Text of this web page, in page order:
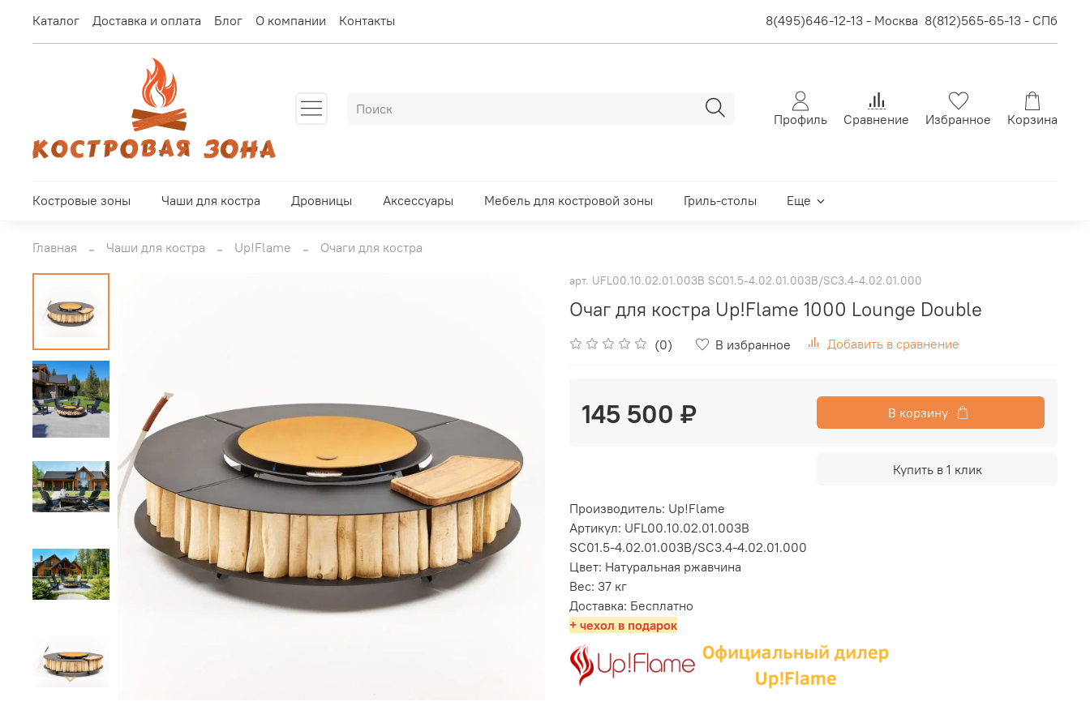
Каталог Доставка и оплата Блог О компании Контакты 8(495)646-12-13 - Москва 8(812)565-65-13 - СПб
Профиль Сравнение Избранное Корзина
Костровые зоны Чаши для костра Дровницы Аксессуары Мебель для костровой зоны Гриль-столы Еще
Главная Чаши для костра Up!Flame Очаги для костра
арт. UFL00.10.02.01.003B SC01.5-4.02.01.003B/SC3.4-4.02.01.000
Очаг для костра Up!Flame 1000 Lounge Double
(0) В избранное Добавить в сравнение
145 500 ₽ В корзину
Купить в 1 клик
Производитель: Up!Flame
Артикул: UFL00.10.02.01.003B
SC01.5-4.02.01.003B/SC3.4-4.02.01.000
Цвет: Натуральная ржавчина
Вес: 37 кг
Доставка: Бесплатно
+ чехол в подарок